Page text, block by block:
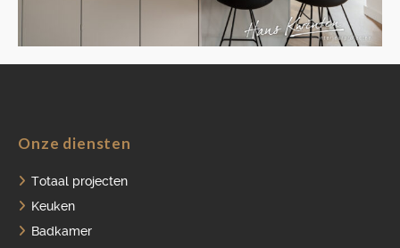
Onze diensten
Totaal projecten
Keuken
Badkamer